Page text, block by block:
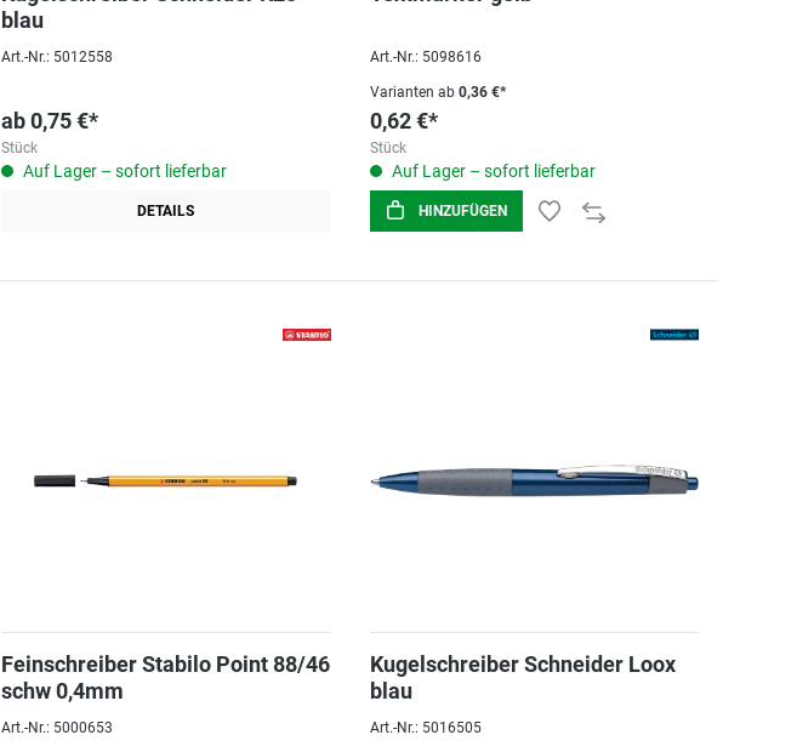
blau
Art.-Nr.: 5012558
ab0,75 €*
Stück
Auf Lager – sofort lieferbar
DETAILS
Art.-Nr.: 5098616
Varianten ab0,36 €*
0,62 €*
Stück
Auf Lager – sofort lieferbar
HINZUFÜGEN
Feinschreiber Stabilo Point 88/46
schw 0,4mm
Art.-Nr.: 5000653
Kugelschreiber Schneider Loox
blau
Art.-Nr.: 5016505